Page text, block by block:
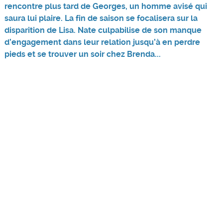
rencontre plus tard de Georges, un homme avisé qui
saura lui plaire. La fin de saison se focalisera sur la
disparition de Lisa. Nate culpabilise de son manque
d’engagement dans leur relation jusqu’à en perdre
pieds et se trouver un soir chez Brenda...